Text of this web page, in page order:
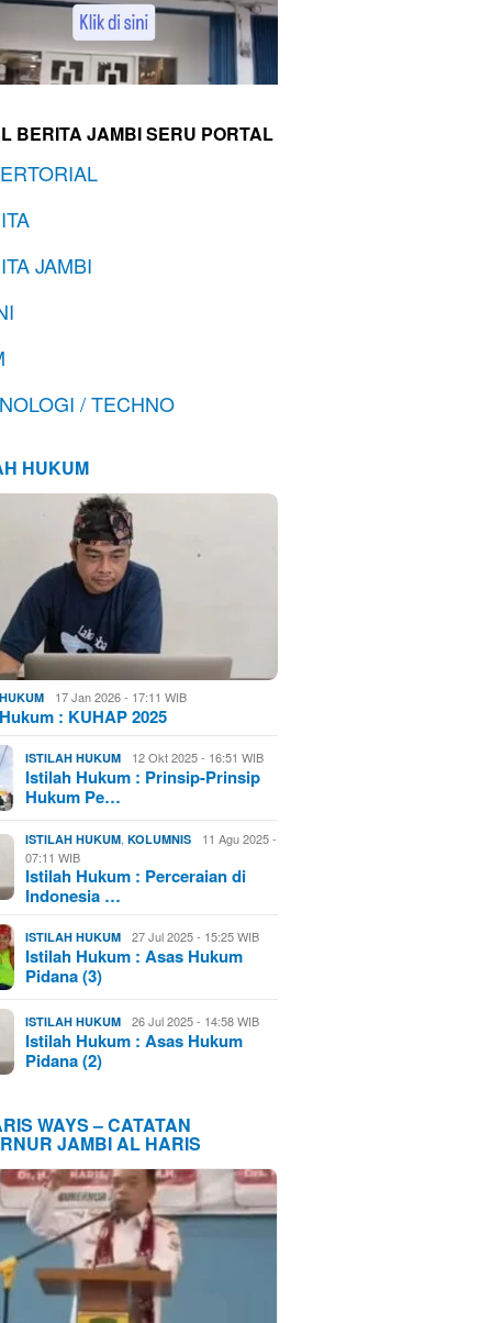
BERITA JAMBI SERU PORTAL
JAMBI
/ TECHNO
HUKUM
17 Jan 2026 - 17:11 WIB
: KUHAP 2025
ISTILAH HUKUM 12 Okt 2025 - 16:51 WIB
Istilah Hukum : Prinsip-Prinsip
Hukum Pe…
ISTILAH HUKUM ,KOLUMNIS
11 Agu 2025 -
07:11 WIB
Istilah Hukum : Perceraian di
Indonesia …
ISTILAH HUKUM 27 Jul 2025 - 15:25 WIB
Istilah Hukum : Asas Hukum
Pidana (3)
ISTILAH HUKUM 26 Jul 2025 - 14:58 WIB
Istilah Hukum : Asas Hukum
Pidana (2)
WAYS – CATATAN
JAMBI AL HARIS